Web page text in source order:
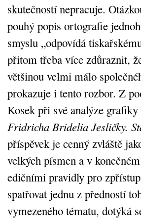
skutečností nepracuje.
pouhý popis ortografie
smyslu „odpovídá
přitom třeba více zdůraznit,
většinou velmi málo
prokazuje i tento rozbor. Z
Kosek při své analýze grafiky
Fridricha Bridelia Jesličky.
příspěvek je cenný zvláště
velkých písmen a v
edičními pravidly pro
spatřovat jednu z předností
vymezeného tématu, dotýká